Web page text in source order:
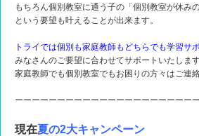
もちろん個別教室に通う子の「個別教室が休み
という要望も叶えることが出来ます。
トライでは個別も家庭教師もどちらでも学習サ
みなさんのご要望に合わせてサポートいたします
家庭教師でも個別教室でもお困りの方々はご連絡
ーーーーーーーーーーーーーーーーーーーーー
現在夏の2大キャンペーン